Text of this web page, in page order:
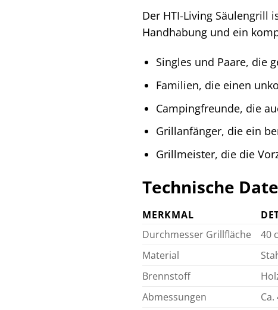
Der HTI-Living Säulengrill
Handhabung und ein
Singles und Paare, die
Familien, die einen
Campingfreunde, die
Grillanfänger, die ein
Grillmeister, die die
Technische
MERKMAL
Durchmesser Grillfläche
40
Material
Brennstoff
Abmessungen
Ca.